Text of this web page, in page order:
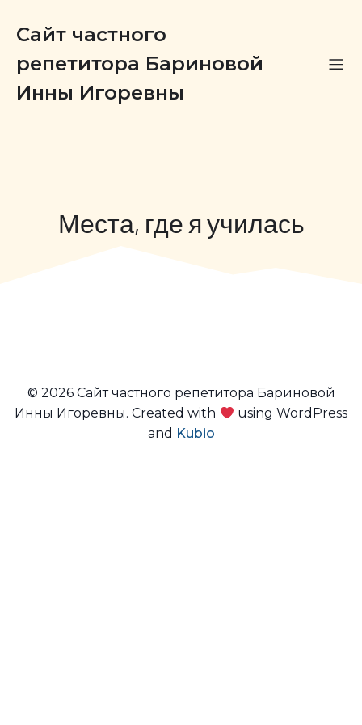
Сайт частного
репетитора Бариновой
Инны Игоревны
Места, где я училась
© 2026 Сайт частного репетитора Бариновой
Инны Игоревны. Created with
using WordPress
and Kubio